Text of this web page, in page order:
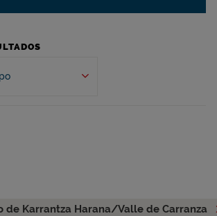
de Karrantza Harana/Valle de Carranza